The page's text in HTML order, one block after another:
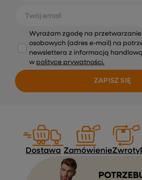
Twój email
Wyrażam zgodę na
osobowych (adres e-mail) na
newslettera z informacją
w polityce prywatności.
ZAPISZ SIĘ
Dostawa ZamówienieZwroty